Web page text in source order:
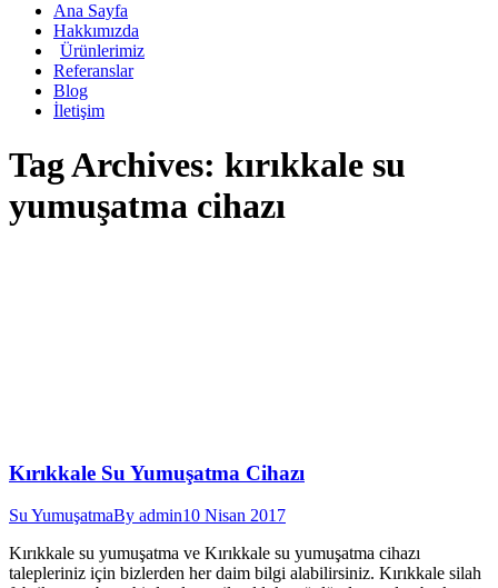
Ana Sayfa
Hakkımızda
Ürünlerimiz
Referanslar
Blog
İletişim
Tag Archives: kırıkkale su
yumuşatma cihazı
Kırıkkale Su Yumuşatma Cihazı
Su YumuşatmaBy admin10 Nisan 2017
Kırıkkale su yumuşatma ve Kırıkkale su yumuşatma cihazı
talepleriniz için bizlerden her daim bilgi alabilirsiniz. Kırıkkale silah